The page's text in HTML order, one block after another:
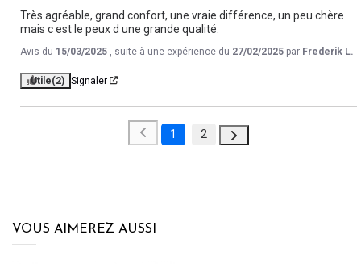
Très agréable, grand confort, une vraie différence, un peu chère
mais c est le peux d une grande qualité.
Avis du 15/03/2025 , suite à une expérience du 27/02/2025 par Frederik L.
Utile(2) Signaler
1 2
VOUS AIMEREZ AUSSI